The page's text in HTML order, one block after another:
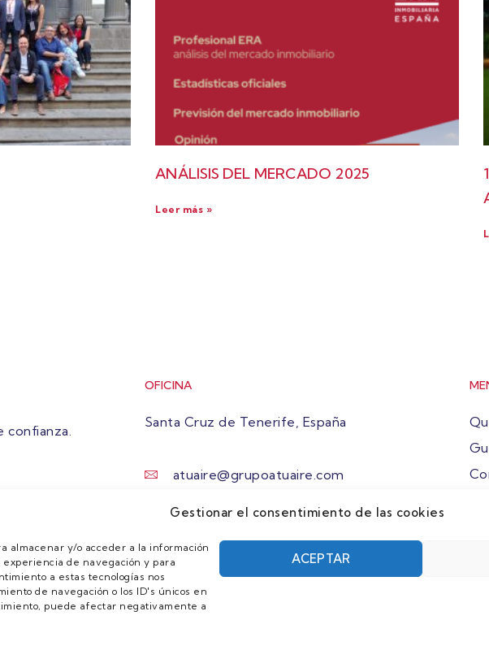
Gestionar el consentimiento de las cookies
almacenar y/o acceder a la información
experiencia de navegación y para
a estas tecnologías nos
de navegación o los ID's únicos en
puede afectar negativamente a
ACEPTAR
ANÁLISIS DEL MERCADO 2025
Leer más »
confianza.
OFICINA
Santa Cruz de Tenerife, España
atuaire@grupoatuaire.com